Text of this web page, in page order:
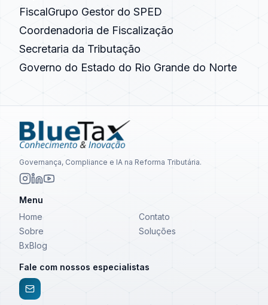
FiscalGrupo Gestor do SPED
Coordenadoria de Fiscalização
Secretaria da Tributação
Governo do Estado do Rio Grande do Norte
Governança, Compliance e IA na Reforma Tributária.
Menu
Home
Contato
Sobre
Soluções
BxBlog
Fale com nossos especialistas